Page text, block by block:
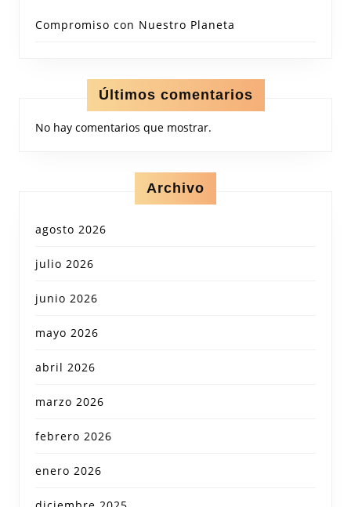
Compromiso con Nuestro Planeta
Últimos comentarios
No hay comentarios que mostrar.
Archivo
agosto 2026
julio 2026
junio 2026
mayo 2026
abril 2026
marzo 2026
febrero 2026
enero 2026